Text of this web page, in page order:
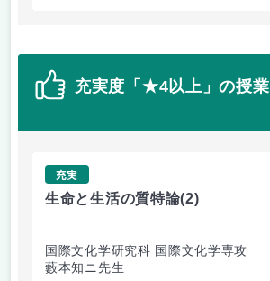
充実度「★4以上」の授業
充実
生命と生活の質特論(2)
国際文化学研究科 国際文化学専攻
藪本知ニ先生